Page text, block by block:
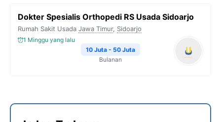
Dokter Spesialis Orthopedi RS Usada Sidoarjo
Rumah Sakit Usada Jawa Timur, Sidoarjo
1 Minggu yang lalu
10 Juta - 50 Juta
Bulanan